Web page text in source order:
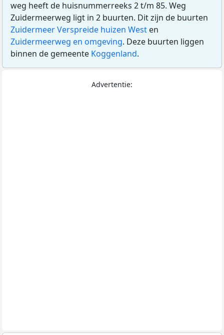
weg heeft de huisnummerreeks 2 t/m 85. Weg
Zuidermeerweg ligt in 2 buurten. Dit zijn de buurten
Zuidermeer Verspreide huizen West en
Zuidermeerweg en omgeving. Deze buurten liggen
binnen de gemeente Koggenland.
Advertentie: